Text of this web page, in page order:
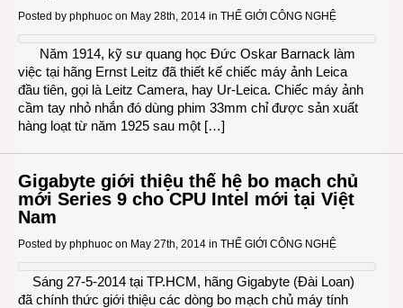
Posted by phphuoc on May 28th, 2014 in THẾ GIỚI CÔNG NGHỆ
Năm 1914, kỹ sư quang học Đức Oskar Barnack làm
việc tại hãng Ernst Leitz đã thiết kế chiếc máy ảnh Leica
đầu tiên, gọi là Leitz Camera, hay Ur-Leica. Chiếc máy ảnh
cầm tay nhỏ nhắn đó dùng phim 33mm chỉ được sản xuất
hàng loạt từ năm 1925 sau một […]
Gigabyte giới thiệu thế hệ bo mạch chủ
mới Series 9 cho CPU Intel mới tại Việt
Nam
Posted by phphuoc on May 27th, 2014 in THẾ GIỚI CÔNG NGHỆ
Sáng 27-5-2014 tại TP.HCM, hãng Gigabyte (Đài Loan)
đã chính thức giới thiệu các dòng bo mạch chủ máy tính